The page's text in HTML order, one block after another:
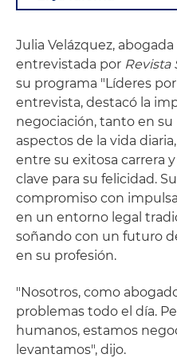
Julia Velázquez,
entrevistada por Revista
su programa "Líderes
entrevista, destacó la
negociación, tanto en
aspectos de la vida
entre su exitosa carrera
clave para su felicidad.
compromiso con
en un entorno legal
soñando con un futuro
en su profesión.
"Nosotros, como
problemas todo el día.
humanos, estamos
levantamos", dijo.